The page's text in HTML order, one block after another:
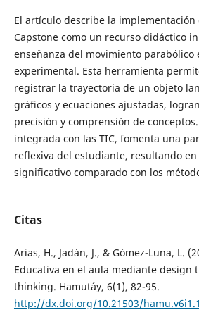
El artículo describe la implementación
Capstone como un recurso didáctico
enseñanza del movimiento parabólico
experimental. Esta herramienta
registrar la trayectoria de un objeto
gráficos y ecuaciones ajustadas,
precisión y comprensión de
integrada con las TIC, fomenta una
reflexiva del estudiante, resultando
significativo comparado con los
Citas
Arias, H., Jadán, J., & Gómez-Luna, L.
Educativa en el aula mediante design
thinking. Hamut´ay, 6(1), 82-95.
http://dx.doi.org/10.21503/